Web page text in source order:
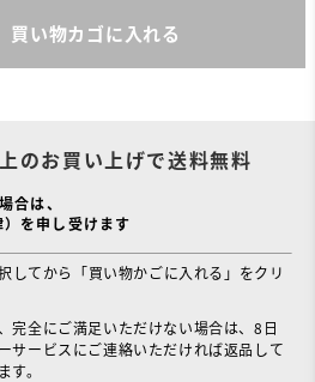
買い物カゴに入れる
のお買い上げで送料無料
合は、
を申し受けます
してから「買い物かごに入れる」をクリ
完全にご満足いただけない場合は、8日
サービスにご連絡いただければ返品して
。